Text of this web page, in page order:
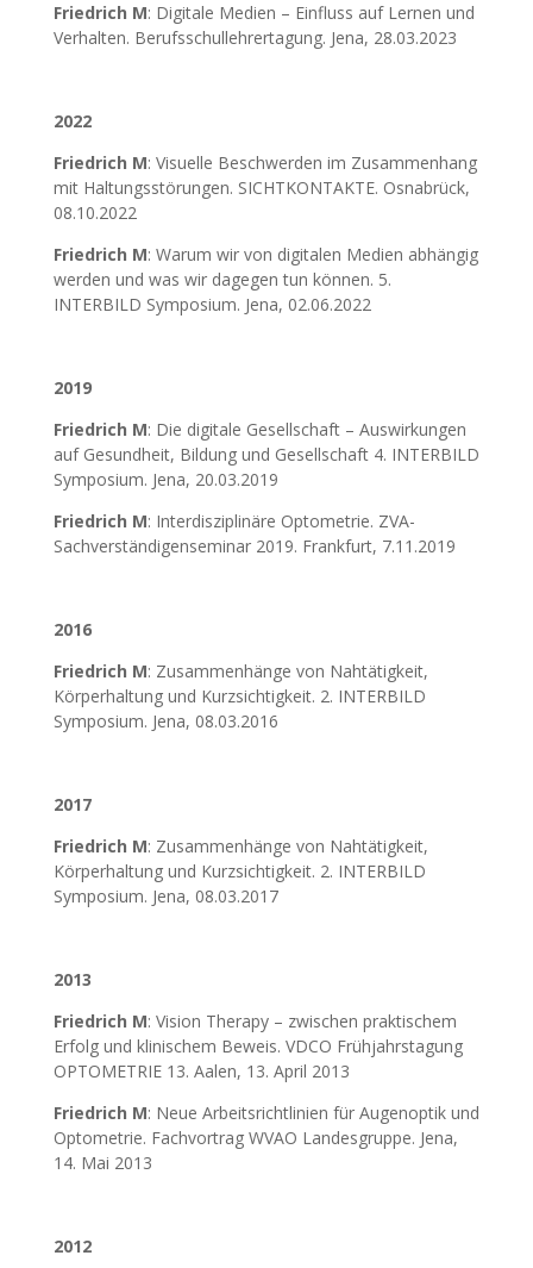
Friedrich M: Digitale Medien – Einfluss auf Lernen und
Verhalten. Berufsschullehrertagung. Jena, 28.03.2023
2022
Friedrich M: Visuelle Beschwerden im Zusammenhang
mit Haltungsstörungen. SICHTKONTAKTE. Osnabrück,
08.10.2022
Friedrich M: Warum wir von digitalen Medien abhängig
werden und was wir dagegen tun können. 5.
INTERBILD Symposium. Jena, 02.06.2022
2019
Friedrich M: Die digitale Gesellschaft – Auswirkungen
auf Gesundheit, Bildung und Gesellschaft 4. INTERBILD
Symposium. Jena, 20.03.2019
Friedrich M: Interdisziplinäre Optometrie. ZVA-
Sachverständigenseminar 2019. Frankfurt, 7.11.2019
2016
Friedrich M: Zusammenhänge von Nahtätigkeit,
Körperhaltung und Kurzsichtigkeit. 2. INTERBILD
Symposium. Jena, 08.03.2016
2017
Friedrich M: Zusammenhänge von Nahtätigkeit,
Körperhaltung und Kurzsichtigkeit. 2. INTERBILD
Symposium. Jena, 08.03.2017
2013
Friedrich M: Vision Therapy – zwischen praktischem
Erfolg und klinischem Beweis. VDCO Frühjahrstagung
OPTOMETRIE 13. Aalen, 13. April 2013
Friedrich M: Neue Arbeitsrichtlinien für Augenoptik und
Optometrie. Fachvortrag WVAO Landesgruppe. Jena,
14. Mai 2013
2012